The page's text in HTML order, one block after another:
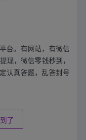
台。有网站，有微信
现，微信零钱秒到，
认真答题，乱答封号
了